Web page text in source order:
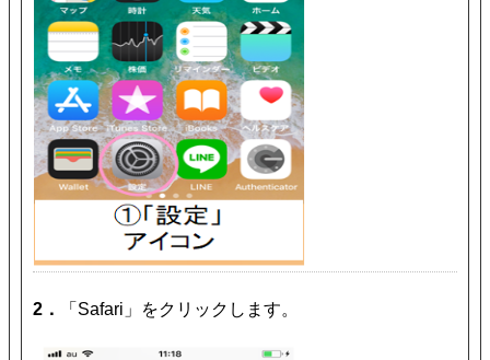
2． 「Safari」をクリックします。